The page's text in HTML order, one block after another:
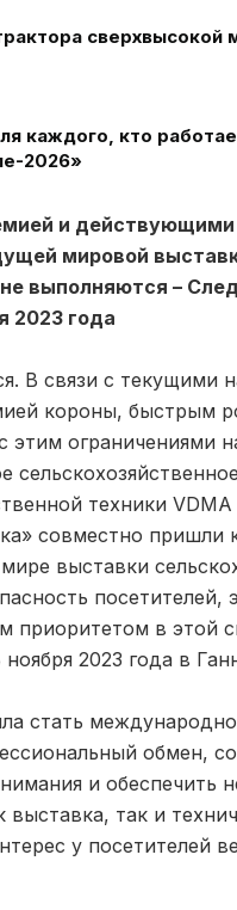
каждого, кто
2026»
и
мировой
выполняются –
2023 года
В связи с текущими
короны, быстрым
ограничениями
техники
совместно пришли
выставки
посетителей,
приоритетом в этой
2023 года в
стать
обмен,
и обеспечить
выставка, так и
у посетителей